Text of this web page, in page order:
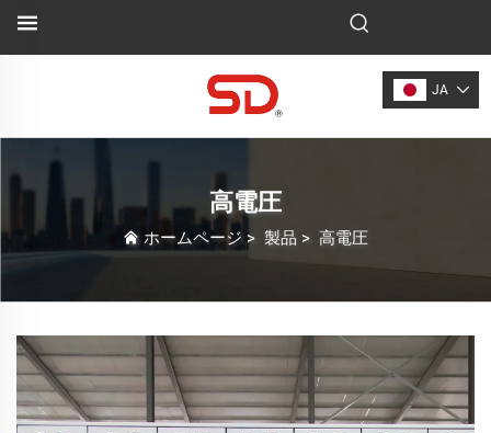
JA
高電圧
ホームページ > 製品 > 高電圧